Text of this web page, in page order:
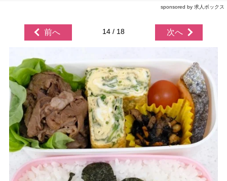
sponsored by 求人ボックス
前へ 14 / 18 次へ